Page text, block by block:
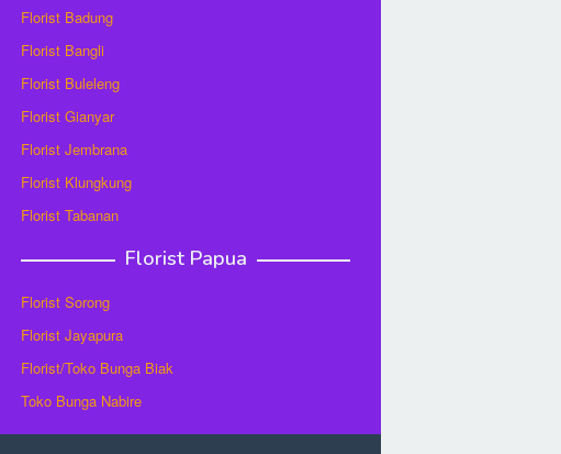
Florist Badung
Florist Bangli
Florist Buleleng
Florist Gianyar
Florist Jembrana
Florist Klungkung
Florist Tabanan
Florist Papua
Florist Sorong
Florist Jayapura
Florist/Toko Bunga Biak
Toko Bunga Nabire